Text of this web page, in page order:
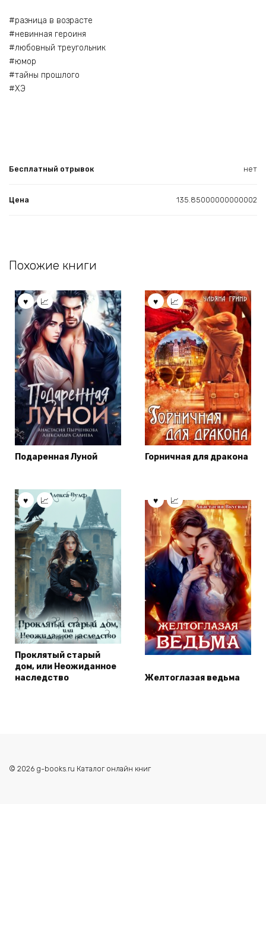
#разница в возрасте
#невинная героиня
#любовный треугольник
#юмор
#тайны прошлого
#ХЭ
Бесплатный отрывок нет
Цена 135.85000000000002
Похожие книги
Подаренная Луной Горничная для дракона
Проклятый старый
дом, или Неожиданное
наследство
Желтоглазая ведьма
© 2026 g-books.ru Каталог онлайн книг